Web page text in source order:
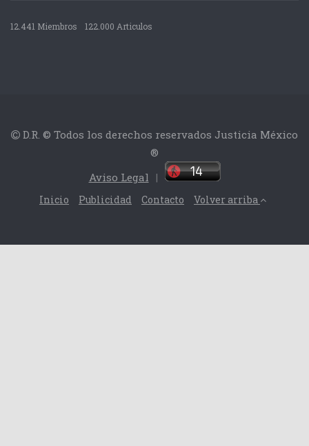
12.441 Miembros 122.000 Articulos
D.R. © Todos los derechos reservados Justicia México
®
Aviso Legal |
Inicio Publicidad Contacto Volver arriba